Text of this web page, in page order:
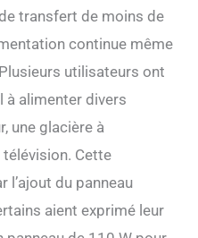
elle se recharge de
sans compromettre
de la batterie.
jusqu'à 600 W]
de la technologie X-
des appareils
600 W, comme des
garantissant
bon fonctionnement
transfert de moins de
continue même
utilisateurs ont
à alimenter divers
une glacière à
Cette
l’ajout du panneau
aient exprimé leur